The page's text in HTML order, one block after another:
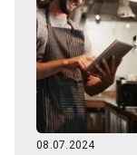
08.07.2024